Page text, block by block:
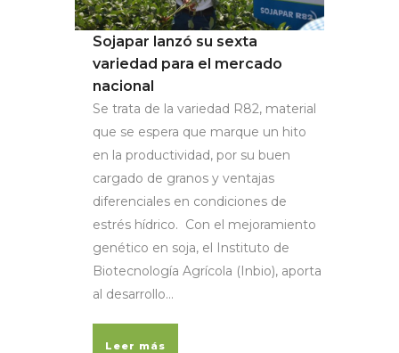
Sojapar lanzó su sexta
variedad para el mercado
nacional
Se trata de la variedad R82, material
que se espera que marque un hito
en la productividad, por su buen
cargado de granos y ventajas
diferenciales en condiciones de
estrés hídrico. Con el mejoramiento
genético en soja, el Instituto de
Biotecnología Agrícola (Inbio), aporta
al desarrollo...
Leer más